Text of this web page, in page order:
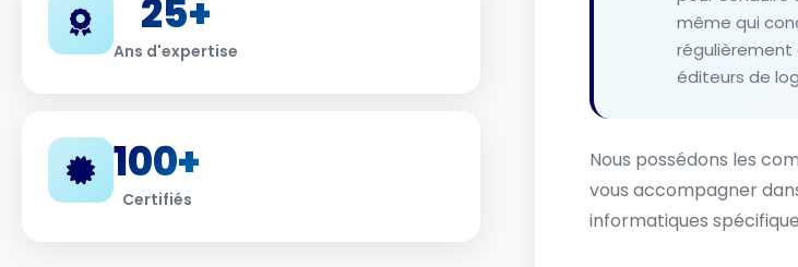
25+
Ans d'expertise
100+
Certifiés
même qui
régulièrement
éditeurs de
Nous possédons les
vous accompagner
informatiques